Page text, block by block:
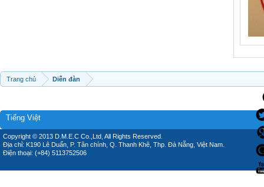
Trang chủ Diễn đàn
Tiếng Việt
Copyright © 2013 D.M.E.C Co.,Ltd, All Rights Reserved.
Địa chỉ: K190 Lê Duẩn, P. Tân chính, Q. Thanh Khê, Thp. Đà Nẵng, Việt Nam.
Điện thoại: (+84) 5113752506